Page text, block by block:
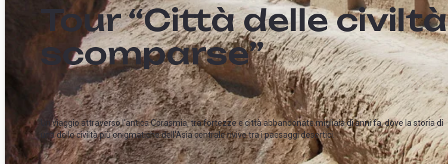
Tour “Città delle civiltà
scomparse”
Un viaggio attraverso l'antica Corasmia, tra fortezze e città abbandonate migliaia di anni fa, dove la storia di
una delle civiltà più enigmatiche dell'Asia centrale rivive tra i paesaggi desertici.